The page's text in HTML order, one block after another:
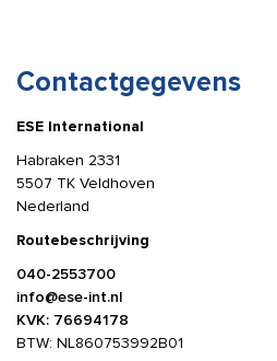
Contactgegevens
ESE International
Habraken 2331
5507 TK Veldhoven
Nederland
Routebeschrijving
040-2553700
info@ese-int.nl
KVK: 76694178
BTW: NL860753992B01